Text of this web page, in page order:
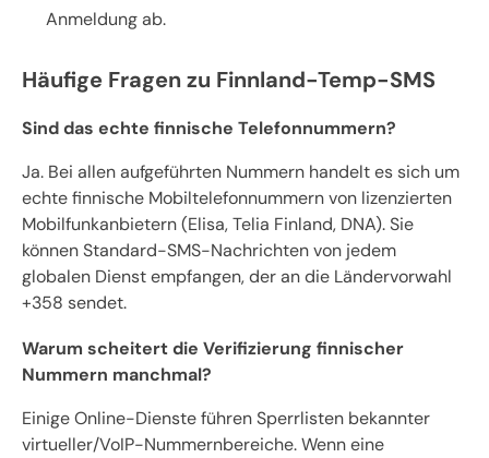
Anmeldung ab.
Häufige Fragen zu Finnland-Temp-SMS
Sind das echte finnische Telefonnummern?
Ja. Bei allen aufgeführten Nummern handelt es sich um
echte finnische Mobiltelefonnummern von lizenzierten
Mobilfunkanbietern (Elisa, Telia Finland, DNA). Sie
können Standard-SMS-Nachrichten von jedem
globalen Dienst empfangen, der an die Ländervorwahl
+358 sendet.
Warum scheitert die Verifizierung finnischer
Nummern manchmal?
Einige Online-Dienste führen Sperrlisten bekannter
virtueller/VoIP-Nummernbereiche. Wenn eine